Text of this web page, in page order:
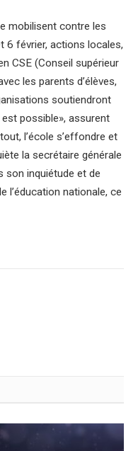
mobilisent contre les
6 février, actions locales,
CSE (Conseil supérieur
les parents d’élèves,
soutiendront
possible», assurent
l’école s’effondre et
la secrétaire générale
son inquiétude et de
l’éducation nationale, ce